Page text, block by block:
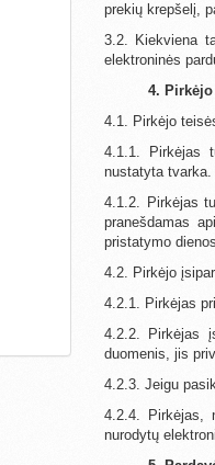
prekių krepšelį,
3.2. Kiekviena
elektroninės
4.
4.1. Pirkėjo
4.1.1. Pirkėjas
nustatyta tvarka.
4.1.2. Pirkėjas
pranešdamas
pristatymo
4.2. Pirkėjo
4.2.1. Pirkėjas
4.2.2. Pirkėjas
duomenis, jis
4.2.3. Jeigu
4.2.4. Pirkėjas,
nurodytų